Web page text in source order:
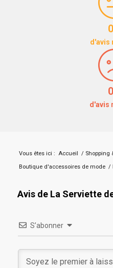
d'avis
d'avis
Vous êtes ici : Accueil / Shopping
Boutique d'accessoires de mode /
Avis de La Serviette
S’abonner